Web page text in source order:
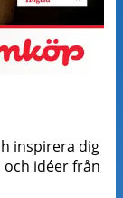
inspirera dig
och idéer från